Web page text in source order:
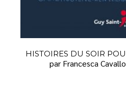
HISTOIRES DU SOIR
par Francesca